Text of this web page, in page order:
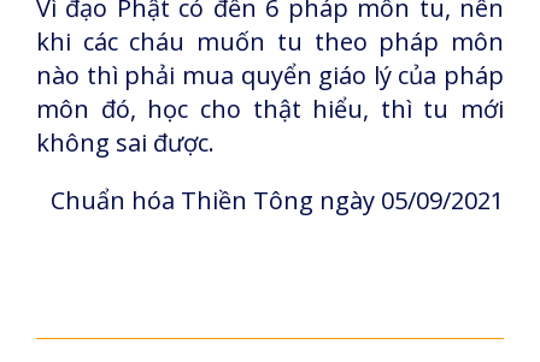
Vì đạo Phật có đến 6 pháp môn tu, nên
khi các cháu muốn tu theo pháp môn
nào thì phải mua quyển giáo lý của pháp
môn đó, học cho thật hiểu, thì tu mới
không sai được.
Chuẩn hóa Thiền Tông ngày 05/09/2021